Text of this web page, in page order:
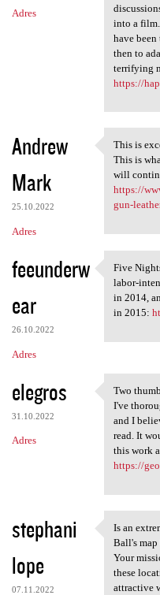
Adres
into a film.
have
then to
terrifying
https://
Andrew
Mark
25.10.2022
Adres
This is
This is
This is
will
https://
gun-
feeunderw
ear
26.10.2022
Adres
Five
Five
labor-
in 2014,
in 2015:
elegros
31.10.2022
Adres
Two
Two
I've
and I
read. It
this work
https://
stephani
lope
07.11.2022
Is an
Is an
Ball's
Your
these
attractive